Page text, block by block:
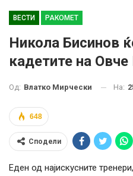
ВЕСТИ РАКОМЕТ
Никола Бисинов
кадетите на
Од: Влатко Мирчески На:
648
Сподели
Еден од најискусните